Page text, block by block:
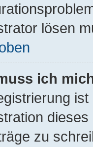
lösen
ich
zu